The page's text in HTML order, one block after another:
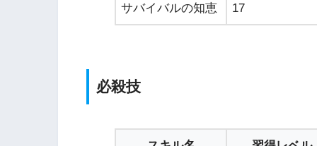
サバイバルの知恵 17
必殺技